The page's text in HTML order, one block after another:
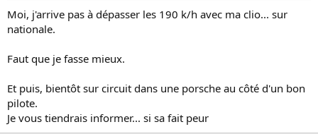
Moi, j'arrive pas à dépasser les 190 k/h avec ma clio... sur
nationale.
Faut que je fasse mieux.
Et puis, bientôt sur circuit dans une porsche au côté d'un bon
pilote.
Je vous tiendrais informer... si sa fait peur